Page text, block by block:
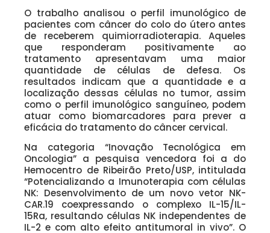
O trabalho analisou o perfil imunológico de
pacientes com câncer do colo do útero antes
de receberem quimiorradioterapia. Aqueles
que responderam positivamente ao
tratamento apresentavam uma maior
quantidade de células de defesa. Os
resultados indicam que a quantidade e a
localização dessas células no tumor, assim
como o perfil imunológico sanguíneo, podem
atuar como biomarcadores para prever a
eficácia do tratamento do câncer cervical.
Na categoria “Inovação Tecnológica em
Oncologia” a pesquisa vencedora foi a do
Hemocentro de Ribeirão Preto/USP, intitulada
“Potencializando a Imunoterapia com células
NK: Desenvolvimento de um novo vetor NK-
CAR.19 coexpressando o complexo IL-15/IL-
15Ra, resultando células NK independentes de
IL-2 e com alto efeito antitumoral in vivo”. O